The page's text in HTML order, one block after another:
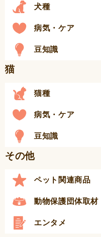
犬種
病気・ケア
豆知識
猫
猫種
病気・ケア
豆知識
その他
ペット関連商品
動物保護団体取材
エンタメ